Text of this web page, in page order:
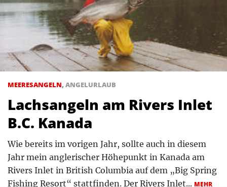
MEERESANGELN, ANGELURLAUB
Lachsangeln am Rivers Inlet
B.C. Kanada
Wie bereits im vorigen Jahr, sollte auch in diesem
Jahr mein anglerischer Höhepunkt in Kanada am
Rivers Inlet in British Columbia auf dem „Big Spring
Fishing Resort“ stattfinden. Der Rivers Inlet... MEHR